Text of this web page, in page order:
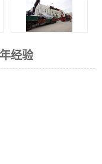
经验